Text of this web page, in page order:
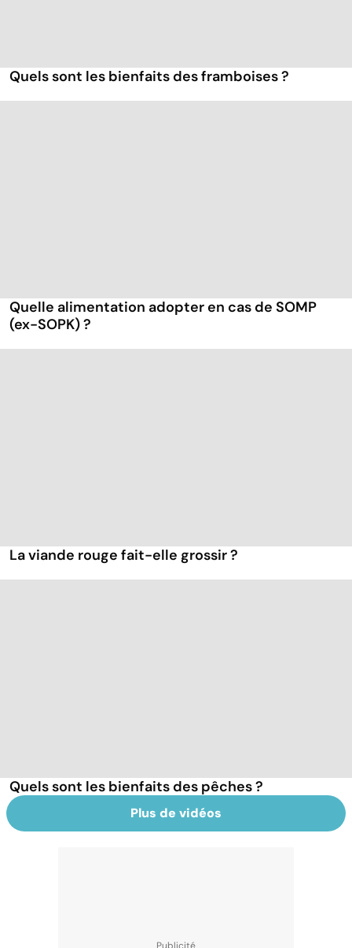
Quels sont les bienfaits des framboises ?
Quelle alimentation adopter en cas de SOMP
(ex-SOPK) ?
La viande rouge fait-elle grossir ?
Quels sont les bienfaits des pêches ?
Plus de vidéos